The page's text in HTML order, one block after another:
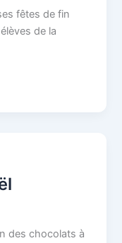
fêtes de fin
de la
des chocolats à